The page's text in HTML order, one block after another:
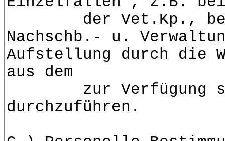
der Vet.Kp., bei
Nachschb.- u.
Aufstellung durch die
aus dem
zur Verfügung
durchzuführen.